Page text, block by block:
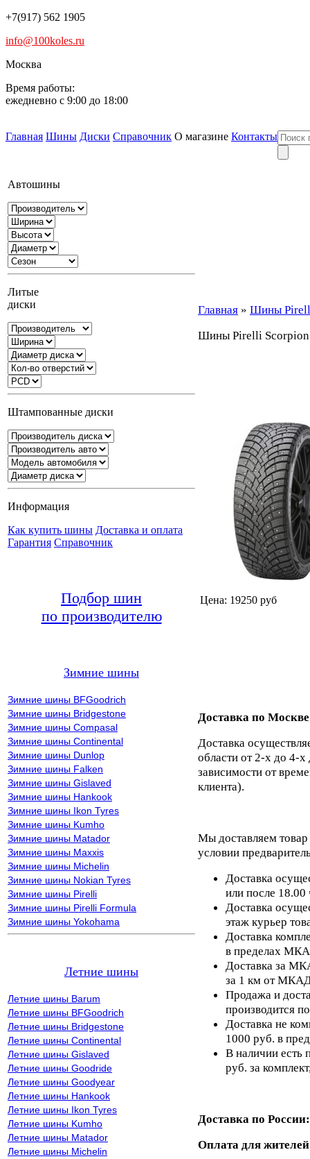
+7(917) 562 1905
info@100koles.ru
Москва
Время работы:
ежедневно с 9:00 до 18:00
Главная Шины Диски Справочник О магазине Контакты
Автошины
Литые
диски
Штампованные диски
Информация
Как купить шины Доставка и оплата
Гарантия Справочник
Подбор шин
по производителю
Зимние шины
Зимние шины BFGoodrich
Зимние шины Bridgestone
Зимние шины Compasal
Зимние шины Continental
Зимние шины Dunlop
Зимние шины Falken
Зимние шины Gislaved
Зимние шины Hankook
Зимние шины Ikon Tyres
Зимние шины Kumho
Зимние шины Matador
Зимние шины Maxxis
Зимние шины Michelin
Зимние шины Nokian Tyres
Зимние шины Pirelli
Зимние шины Pirelli Formula
Зимние шины Yokohama
Летние шины
Летние шины Barum
Летние шины BFGoodrich
Летние шины Bridgestone
Летние шины Continental
Летние шины Gislaved
Летние шины Goodride
Летние шины Goodyear
Летние шины Hankook
Летние шины Ikon Tyres
Летние шины Kumho
Летние шины Matador
Летние шины Michelin
Главная » Шины
Шины Pirelli Scorpion
Цена: 19250 руб
Доставка по
Доставка
области от 2-х до 4-х
зависимости от
клиента).
Мы доставляем
условии
Доставка
или после 18.00
Доставка
этаж курьер
Доставка
в пределах
Доставка за
за 1 км от
Продажа и
производится
Доставка не
1000 руб. в
В наличии есть
руб. за
Доставка по России:
Оплата для